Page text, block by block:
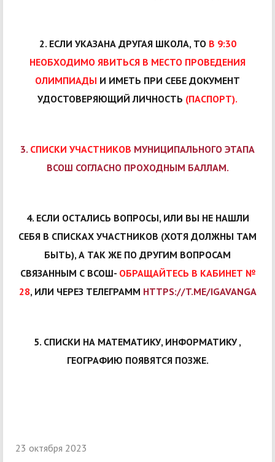
2. ЕСЛИ УКАЗАНА ДРУГАЯ ШКОЛА, ТО В 9:30
НЕОБХОДИМО ЯВИТЬСЯ В МЕСТО ПРОВЕДЕНИЯ
ОЛИМПИАДЫ И ИМЕТЬ ПРИ СЕБЕ ДОКУМЕНТ
УДОСТОВЕРЯЮЩИЙ ЛИЧНОСТЬ (ПАСПОРТ).
3. СПИСКИ УЧАСТНИКОВ МУНИЦИПАЛЬНОГО ЭТАПА
ВСОШ СОГЛАСНО ПРОХОДНЫМ БАЛЛАМ.
4. ЕСЛИ ОСТАЛИСЬ ВОПРОСЫ, ИЛИ ВЫ НЕ НАШЛИ
СЕБЯ В СПИСКАХ УЧАСТНИКОВ (ХОТЯ ДОЛЖНЫ ТАМ
БЫТЬ), А ТАК ЖЕ ПО ДРУГИМ ВОПРОСАМ
СВЯЗАННЫМ С ВСОШ- ОБРАЩАЙТЕСЬ В КАБИНЕТ №
28, ИЛИ ЧЕРЕЗ ТЕЛЕГРАММ HTTPS://T.ME/IGAVANGA
5. СПИСКИ НА МАТЕМАТИКУ, ИНФОРМАТИКУ ,
ГЕОГРАФИЮ ПОЯВЯТСЯ ПОЗЖЕ.
23 октября 2023